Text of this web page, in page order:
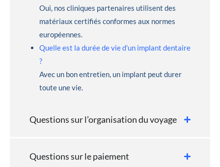
Oui, nos cliniques partenaires utilisent des
matériaux certifiés conformes aux normes
européennes.
Quelle est la durée de vie d’un implant dentaire
?
Avec un bon entretien, un implant peut durer
toute une vie.
Questions sur l’organisation du voyage
Questions sur le paiement